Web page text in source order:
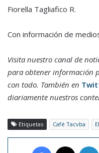
Fiorella Tagliafico R.
Con información de
Visita nuestro canal de
para obtener información
con todo. También en
diariamente nuestros
Etiquetas Café Tacvba
Facebook